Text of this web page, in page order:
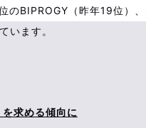
のBIPROGY（昨年19位）
います。
求める傾向に